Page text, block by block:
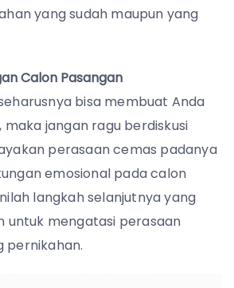
yang sudah maupun yang
Calon Pasangan
bisa membuat Anda
jangan ragu berdiskusi
perasaan cemas padanya
emosional pada calon
langkah selanjutnya yang
untuk mengatasi perasaan
pernikahan.